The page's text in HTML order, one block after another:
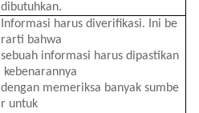
dibutuhkan.
Informasi harus diverifikasi. Ini be
rarti bahwa
sebuah informasi harus dipastikan
kebenarannya
dengan memeriksa banyak sumbe
r untuk